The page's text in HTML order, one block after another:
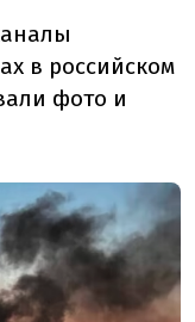
в российском
фото и